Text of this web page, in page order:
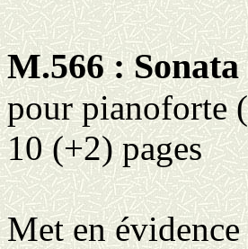
M.566 :Sonata
pourpianoforte
10 (+2) pages
Met en